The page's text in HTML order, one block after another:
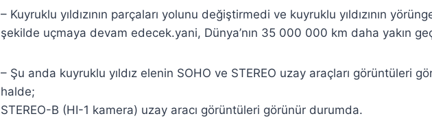
– Kuyruklu yıldızının parçaları yolunu değiştirmedi ve kuyruklu yıldızının
şekilde uçmaya devam edecek.yani, Dünya’nın 35 000 000 km daha yakın
– Şu anda kuyruklu yıldız elenin SOHO ve STEREO uzay araçları görüntüleri
halde;
STEREO-B (HI-1 kamera) uzay aracı görüntüleri görünür durumda.